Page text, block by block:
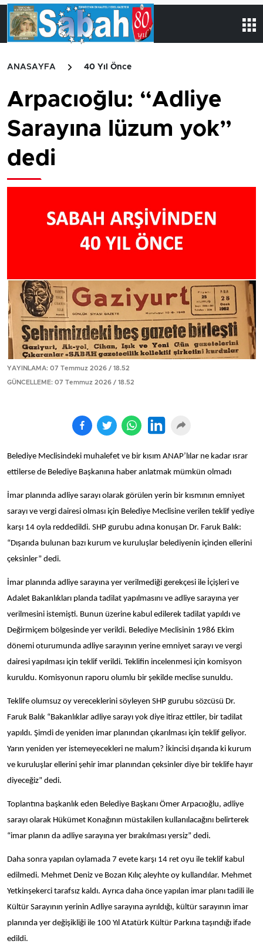
ANASAYFA 40 Yıl Önce
Arpacıoğlu: “Adliye
Sarayına lüzum yok”
dedi
YAYINLAMA: 07 Temmuz 2026 / 18.52
GÜNCELLEME: 07 Temmuz 2026 / 18.52
Belediye Meclisindeki muhalefet ve bir kısım ANAP’lılar ne kadar ısrar
ettilerse de Belediye Başkanına haber anlatmak mümkün olmadı
İmar planında adliye sarayı olarak görülen yerin bir kısmının emniyet
sarayı ve vergi dairesi olması için Belediye Meclisine verilen teklif yediye
karşı 14 oyla reddedildi. SHP gurubu adına konuşan Dr. Faruk Balık:
“Dışarıda bulunan bazı kurum ve kuruluşlar belediyenin içinden ellerini
çeksinler” dedi.
İmar planında adliye sarayına yer verilmediği gerekçesi ile İçişleri ve
Adalet Bakanlıkları planda tadilat yapılmasını ve adliye sarayına yer
verilmesini istemişti. Bunun üzerine kabul edilerek tadilat yapıldı ve
Değirmiçem bölgesinde yer verildi. Belediye Meclisinin 1986 Ekim
dönemi oturumunda adliye sarayının yerine emniyet sarayı ve vergi
dairesi yapılması için teklif verildi. Teklifin incelenmesi için komisyon
kuruldu. Komisyonun raporu olumlu bir şekilde meclise sunuldu.
Teklife olumsuz oy vereceklerini söyleyen SHP gurubu sözcüsü Dr.
Faruk Balık “Bakanlıklar adliye sarayı yok diye itiraz ettiler, bir tadilat
yapıldı. Şimdi de yeniden imar planından çıkarılması için teklif geliyor.
Yarın yeniden yer istemeyecekleri ne malum? İkincisi dışarıda ki kurum
ve kuruluşlar ellerini şehir imar planından çeksinler diye bir teklife hayır
diyeceğiz” dedi.
Toplantına başkanlık eden Belediye Başkanı Ömer Arpacıoğlu, adliye
sarayı olarak Hükümet Konağının müstakilen kullanılacağını belirterek
“imar planın da adliye sarayına yer bırakılması yersiz” dedi.
Daha sonra yapılan oylamada 7 evete karşı 14 ret oyu ile teklif kabul
edilmedi. Mehmet Deniz ve Bozan Kılıç aleyhte oy kullandılar. Mehmet
Yetkinşekerci tarafsız kaldı. Ayrıca daha önce yapılan imar planı tadili ile
Kültür Sarayının yerinin Adliye sarayına ayrıldığı, kültür sarayının imar
planında yer değişikliği ile 100 Yıl Atatürk Kültür Parkına taşındığı ifade
edildi.